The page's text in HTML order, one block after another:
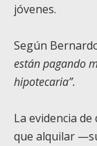
jóvenes.
Según
están pagando
hipotecaria”.
La evidencia
que alquilar